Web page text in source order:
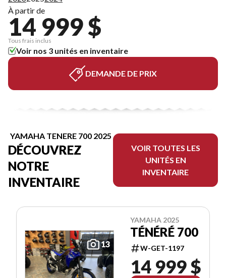
À partir de
14 999 $
Tous frais inclus
Voir nos 3 unités en inventaire
DEMANDE DE PRIX
YAMAHA TENERE 700 2025
DÉCOUVREZ
NOTRE
INVENTAIRE
VOIR TOUTES LES
UNITÉS EN
INVENTAIRE
13
YAMAHA 2025
TÉNÉRÉ 700
W-GET-1197
14 999 $